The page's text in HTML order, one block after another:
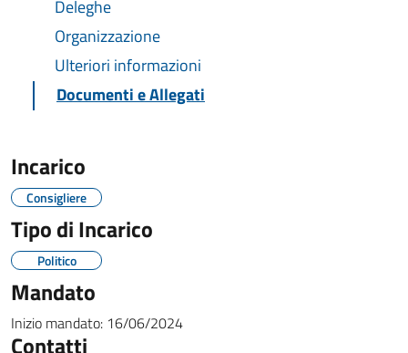
Deleghe
Organizzazione
Ulteriori informazioni
Documenti e Allegati
Incarico
Consigliere
Tipo di Incarico
Politico
Mandato
Inizio mandato: 16/06/2024
Contatti